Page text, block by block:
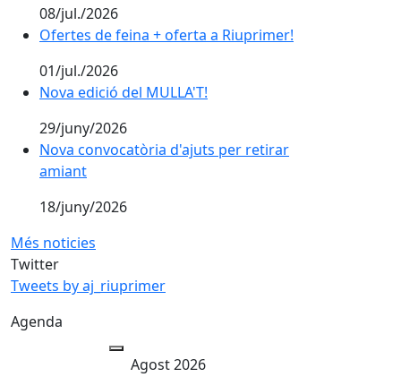
08/jul./2026
Ofertes de feina + oferta a Riuprimer!
Ofertes de feina + oferta a Riuprimer!
01/jul./2026
Nova edició del MULLA'T!
Nova edició del MULLA'T!
29/juny/2026
Nova convocatòria d'ajuts per retirar
amiant
18/juny/2026
Més noticies
Twitter
Tweets by aj_riuprimer
Agenda
Agost 2026